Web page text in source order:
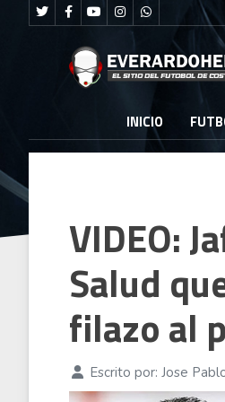
INICIO
VIDEO:
Salud
filazo al
Escrito por: Jose